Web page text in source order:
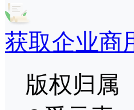
获取企业商
版权归属